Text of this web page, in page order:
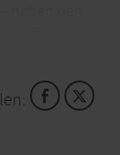
Ingrid
Lerninhalte
genau geht